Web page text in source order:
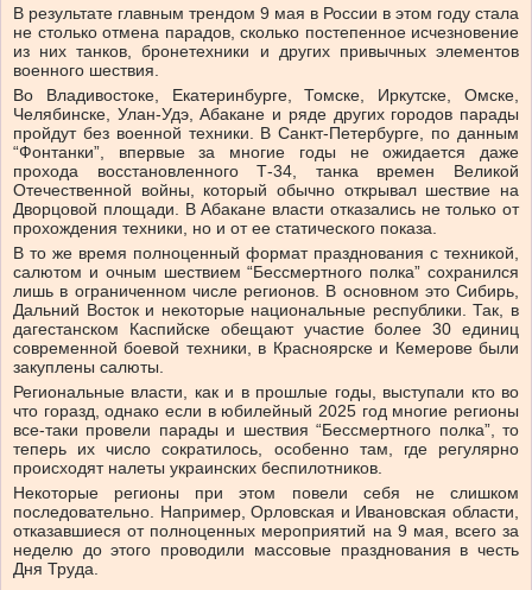
В результате главным трендом 9 мая в России в этом году стала
не столько отмена парадов, сколько постепенное исчезновение
из них танков, бронетехники и других привычных элементов
военного шествия.
Во Владивостоке, Екатеринбурге, Томске, Иркутске, Омске,
Челябинске, Улан-Удэ, Абакане и ряде других городов парады
пройдут без военной техники. В Санкт-Петербурге, по данным
“Фонтанки”, впервые за многие годы не ожидается даже
прохода восстановленного Т-34, танка времен Великой
Отечественной войны, который обычно открывал шествие на
Дворцовой площади. В Абакане власти отказались не только от
прохождения техники, но и от ее статического показа.
В то же время полноценный формат празднования с техникой,
салютом и очным шествием “Бессмертного полка” сохранился
лишь в ограниченном числе регионов. В основном это Сибирь,
Дальний Восток и некоторые национальные республики. Так, в
дагестанском Каспийске обещают участие более 30 единиц
современной боевой техники, в Красноярске и Кемерове были
закуплены салюты.
Региональные власти, как и в прошлые годы, выступали кто во
что горазд, однако если в юбилейный 2025 год многие регионы
все-таки провели парады и шествия “Бессмертного полка”, то
теперь их число сократилось, особенно там, где регулярно
происходят налеты украинских беспилотников.
Некоторые регионы при этом повели себя не слишком
последовательно. Например, Орловская и Ивановская области,
отказавшиеся от полноценных мероприятий на 9 мая, всего за
неделю до этого проводили массовые празднования в честь
Дня Труда.